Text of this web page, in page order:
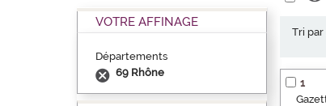
VOTRE AFFINAGE
Départements
69 Rhône
Tri par
1